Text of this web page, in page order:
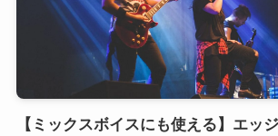
【ミックスボイスにも使える】エッ